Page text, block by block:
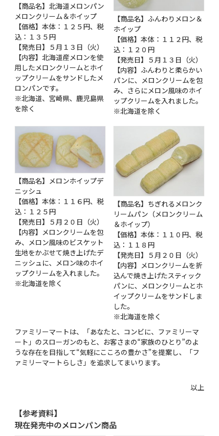
【商品名】北海道メロンパン
メロンクリーム＆ホイップ
【価格】本体：１２５円、税
込：１３５円
【発売日】５月１３日（火）
【内容】北海道産メロンを使
用したメロンクリームとホイ
ップクリームをサンドしたメ
ロンパンです。
※北海道、宮崎県、鹿児島県
を除く
【商品名】ふんわりメロン＆
ホイップ
【価格】本体：１１２円、税
込：１２０円
【発売日】５月１３日（火）
【内容】ふんわりと柔らかい
パンに、メロンクリームを包
み、さらにメロン風味のホイ
ップクリームを入れました。
※北海道を除く
【商品名】メロンホイップデ
ニッシュ
【価格】本体：１１６円、税
込：１２５円
【発売日】５月２０日（火）
【内容】メロンクリームを包
み、メロン風味のビスケット
生地をかぶせて焼き上げたデ
ニッシュに、メロン味のホイ
ップクリームを入れました。
※北海道を除く
【商品名】ちぎれるメロンク
リームパン（メロンクリーム
＆ホイップ）
【価格】本体：１１０円、税
込：１１８円
【発売日】５月２０日（火）
【内容】メロンクリームを折
込んで焼き上げたスティック
パンに、メロンクリームとホ
イップクリームをサンドしま
した。
※北海道を除く
ファミリーマートは、「あなたと、コンビに、ファミリーマ
ート」のスローガンのもと、お客さまの“家族のひとり”のよ
うな存在を目指して“気軽にこころの豊かさ”を提案し、「フ
ァミリーマートらしさ」を追求してまいります。
以上
【参考資料】
現在発売中のメロンパン商品